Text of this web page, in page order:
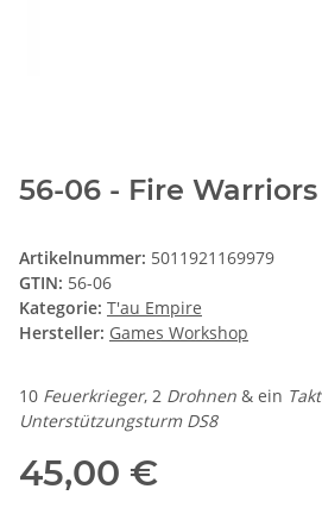
56-06 - Fire Warriors
Artikelnummer: 5011921169979
GTIN: 56-06
Kategorie: T'au Empire
Hersteller: Games Workshop
10 Feuerkrieger, 2 Drohnen & ein
Unterstützungsturm DS8
45,00 €